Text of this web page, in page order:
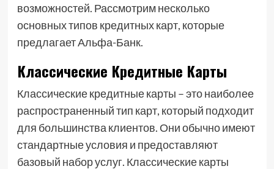
возможностей. Рассмотрим несколько
основных типов кредитных карт, которые
предлагает Альфа-Банк.
Классические Кредитные Карты
Классические кредитные карты – это наиболее
распространенный тип карт, который подходит
для большинства клиентов. Они обычно имеют
стандартные условия и предоставляют
базовый набор услуг. Классические карты